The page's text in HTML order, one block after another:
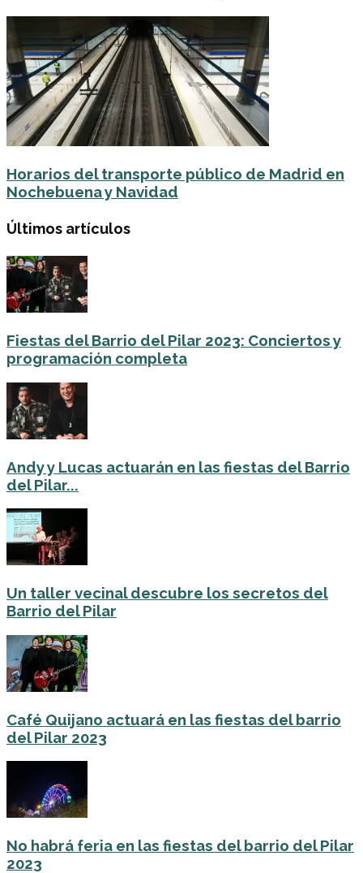
Horarios del transporte público de Madrid en
Nochebuena y Navidad
Últimos artículos
Fiestas del Barrio del Pilar 2023: Conciertos y
programación completa
Andy y Lucas actuarán en las fiestas del Barrio
del Pilar...
Un taller vecinal descubre los secretos del
Barrio del Pilar
Café Quijano actuará en las fiestas del barrio
del Pilar 2023
No habrá feria en las fiestas del barrio del Pilar
2023